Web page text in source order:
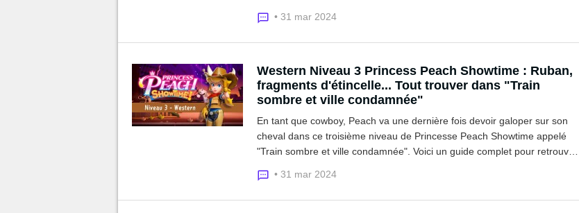
• 31 mar 2024
Western Niveau 3 Princess Peach Showtime : Ruban,
fragments d'étincelle... Tout trouver dans "Train
sombre et ville condamnée"
En tant que cowboy, Peach va une dernière fois devoir galoper sur son
cheval dans ce troisième niveau de Princesse Peach Showtime appelé
"Train sombre et ville condamnée". Voici un guide complet pour retrouver
• 31 mar 2024